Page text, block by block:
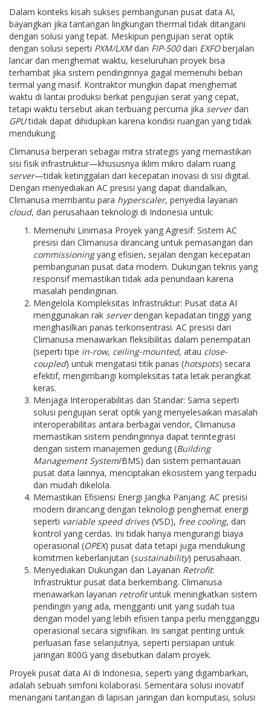
Dalam konteks kisah sukses pembangunan pusat data AI,
bayangkan jika tantangan lingkungan thermal tidak ditangani
dengan solusi yang tepat. Meskipun pengujian serat optik
dengan solusi seperti PXM/LXMdan FIP-500dari EXFOberjalan
lancar dan menghemat waktu, keseluruhan proyek bisa
terhambat jika sistem pendinginnya gagal memenuhi beban
termal yang masif. Kontraktor mungkin dapat menghemat
waktu di lantai produksi berkat pengujian serat yang cepat,
tetapi waktu tersebut akan terbuang percuma jika serverdan
GPUtidak dapat dihidupkan karena kondisi ruangan yang tidak
mendukung.
Climanusa berperan sebagai mitra strategis yang memastikan
sisi fisik infrastruktur—khususnya iklim mikro dalam ruang
server—tidak ketinggalan dari kecepatan inovasi di sisi digital.
Dengan menyediakan AC presisi yang dapat diandalkan,
Climanusa membantu para hyperscaler, penyedia layanan
cloud, dan perusahaan teknologi di Indonesia untuk:
Memenuhi Linimasa Proyek yang Agresif: Sistem AC
presisi dari Climanusa dirancang untuk pemasangan dan
commissioningyang efisien, sejalan dengan kecepatan
pembangunan pusat data modern. Dukungan teknis yang
responsif memastikan tidak ada penundaan karena
masalah pendinginan.
Mengelola Kompleksitas Infrastruktur: Pusat data AI
menggunakan rak serverdengan kepadatan tinggi yang
menghasilkan panas terkonsentrasi. AC presisi dari
Climanusa menawarkan fleksibilitas dalam penempatan
(seperti tipe in-row, ceiling-mounted, atau close-
coupled) untuk mengatasi titik panas (hotspots) secara
efektif, mengimbangi kompleksitas tata letak perangkat
keras.
Menjaga Interoperabilitas dan Standar: Sama seperti
solusi pengujian serat optik yang menyelesaikan masalah
interoperabilitas antara berbagai vendor, Climanusa
memastikan sistem pendinginnya dapat terintegrasi
dengan sistem manajemen gedung (Building
Management System/BMS) dan sistem pemantauan
pusat data lainnya, menciptakan ekosistem yang terpadu
dan mudah dikelola.
Memastikan Efisiensi Energi Jangka Panjang: AC presisi
modern dirancang dengan teknologi penghemat energi
seperti variable speed drives(VSD), free cooling, dan
kontrol yang cerdas. Ini tidak hanya mengurangi biaya
operasional (OPEX) pusat data tetapi juga mendukung
komitmen keberlanjutan (sustainability) perusahaan.
Menyediakan Dukungan dan Layanan Retrofit:
Infrastruktur pusat data berkembang. Climanusa
menawarkan layanan retrofituntuk meningkatkan sistem
pendingin yang ada, mengganti unit yang sudah tua
dengan model yang lebih efisien tanpa perlu mengganggu
operasional secara signifikan. Ini sangat penting untuk
perluasan fase selanjutnya, seperti persiapan untuk
jaringan 800G yang disebutkan dalam proyek.
Proyek pusat data AI di Indonesia, seperti yang digambarkan,
adalah sebuah simfoni kolaborasi. Sementara solusi inovatif
menangani tantangan di lapisan jaringan dan komputasi, solusi